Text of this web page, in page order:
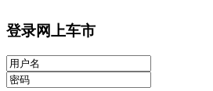
登录网上车市